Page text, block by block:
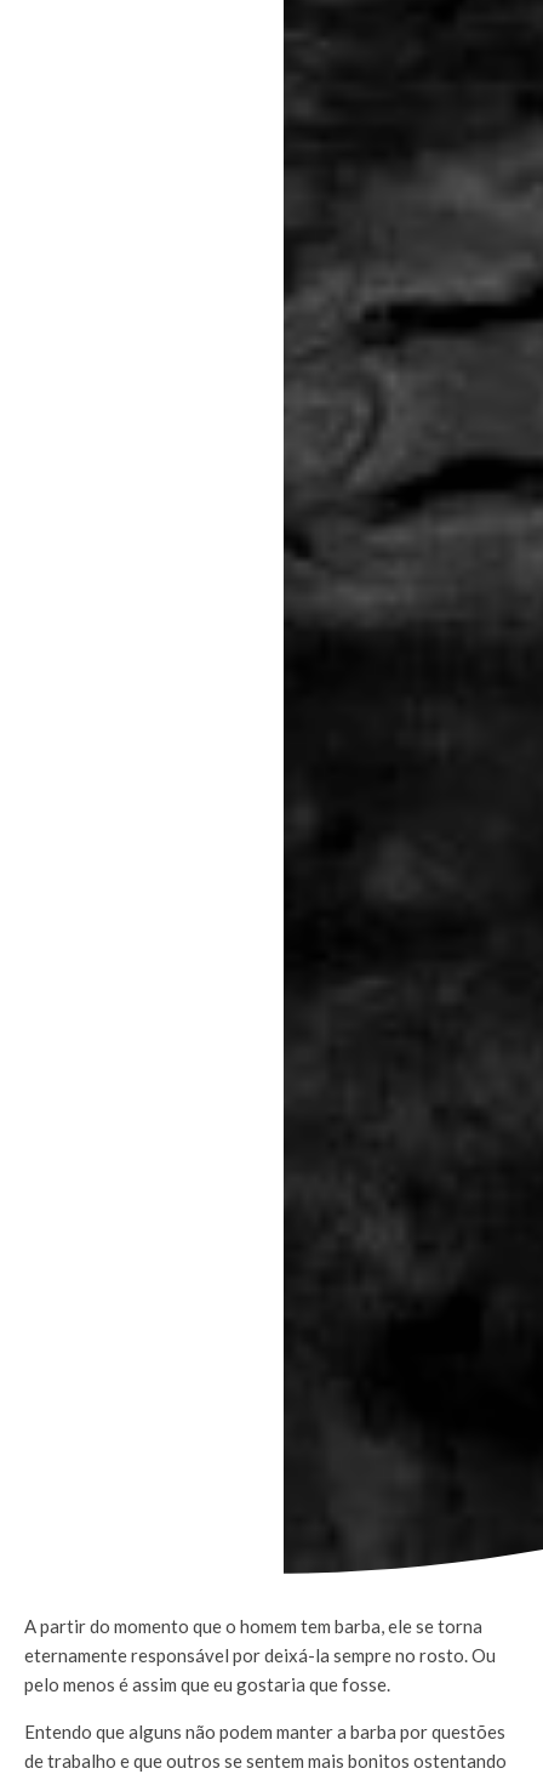
A partir do momento que o homem tem barba, ele se torna
eternamente responsável por deixá-la sempre no rosto. Ou
pelo menos é assim que eu gostaria que fosse.
Entendo que alguns não podem manter a barba por questões
de trabalho e que outros se sentem mais bonitos ostentando